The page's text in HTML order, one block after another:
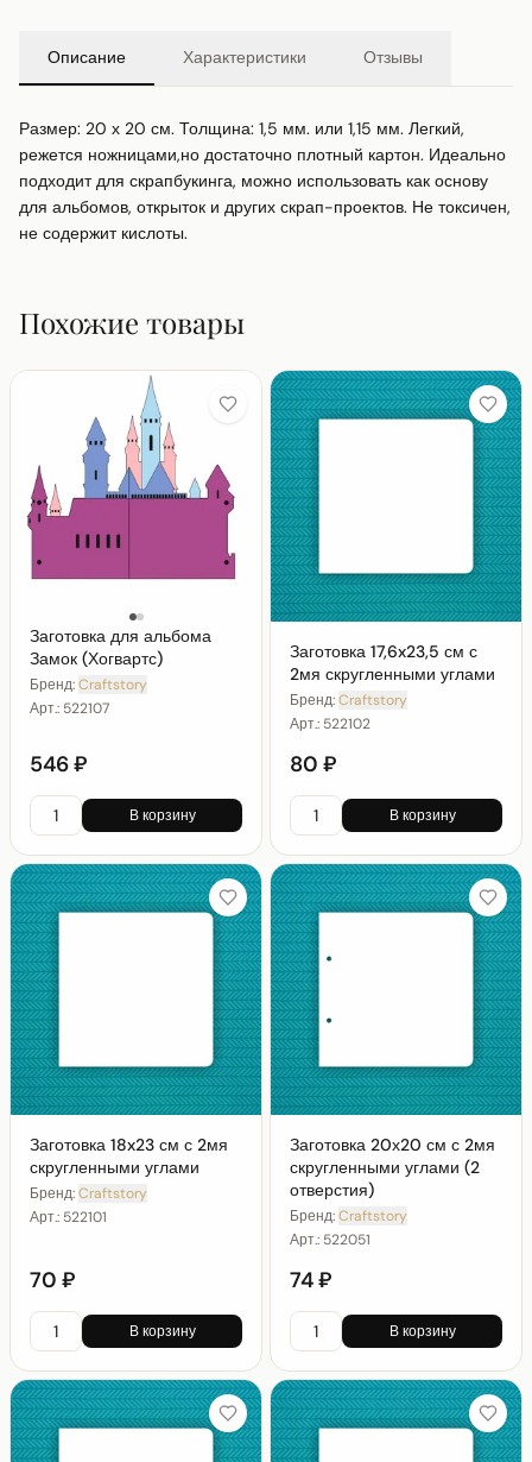
Описание Характеристики Отзывы
Размер: 20 х 20 см. Толщина: 1,5 мм. или 1,15 мм. Легкий,
режется ножницами,но достаточно плотный картон. Идеально
подходит для скрапбукинга, можно использовать как основу
для альбомов, открыток и других скрап-проектов. Не токсичен,
не содержит кислоты.
Похожие товары
Заготовка для альбома
Замок (Хогвартс)
Бренд:Craftstory
Арт.: 522107
546 ₽
В корзину
Заготовка 17,6x23,5 см с
2мя скругленными углами
Бренд:Craftstory
Арт.: 522102
80 ₽
В корзину
Заготовка 18x23 см с 2мя
скругленными углами
Бренд:Craftstory
Арт.: 522101
70 ₽
В корзину
Заготовка 20х20 см с 2мя
скругленными углами (2
отверстия)
Бренд:Craftstory
Арт.: 522051
74 ₽
В корзину